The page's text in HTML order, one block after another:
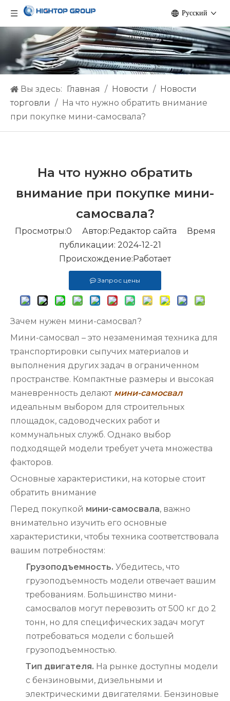
Pусский
Вы здесь: Главная / Hовости /
Новости
торговли /
На что нужно обратить внимание
при покупке мини-самосвала?
На что нужно обратить
внимание при покупке мини-
самосвала?
Просмотры:0 Автор:Pедактор сайта Время
публикации: 2024-12-21
Происхождение: Работает
Запрос цены
Зачем нужен мини-самосвал?
Мини-самосвал – это незаменимая техника для
транспортировки сыпучих материалов и
выполнения других задач в ограниченном
пространстве. Компактные размеры и высокая
маневренность делают мини-самосвал
идеальным выбором для строительных
площадок, садоводческих работ и
коммунальных служб. Однако выбор
подходящей модели требует учета множества
факторов.
Основные характеристики, на которые стоит
обратить внимание
Перед покупкой мини-самосвала, важно
внимательно изучить его основные
характеристики, чтобы техника соответствовала
вашим потребностям:
Грузоподъемность. Убедитесь, что
грузоподъемность модели отвечает вашим
требованиям. Большинство мини-
самосвалов могут перевозить от 500 кг до 2
тонн, но для специфических задач могут
потребоваться модели с большей
грузоподъемностью.
Тип двигателя. На рынке доступны модели
с бензиновыми, дизельными и
электрическими двигателями. Бензиновые